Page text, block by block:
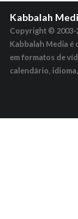
Kabbalah
Copyright © 2003-
Kabbalah Media é
em formatos de
calendário,